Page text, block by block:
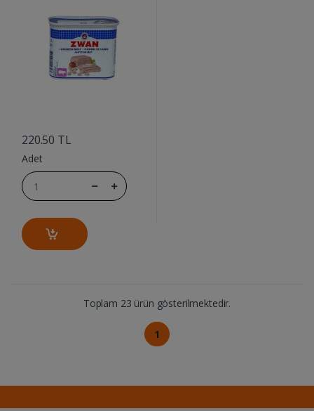
220.50 TL
Adet
Toplam 23 ürün gösterilmektedir.
1